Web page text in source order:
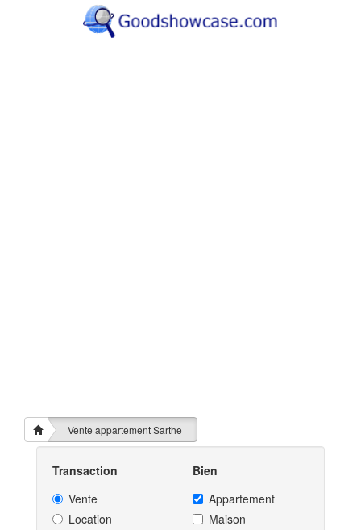
Vente appartement Sarthe
Transaction
Vente
Location
Bien
Appartement
Maison